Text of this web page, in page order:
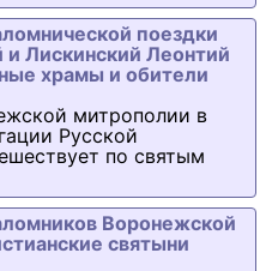
поездки
Лискинский Леонтий
храмы и обители
митрополии в
Русской
по святым
Воронежской
святыни